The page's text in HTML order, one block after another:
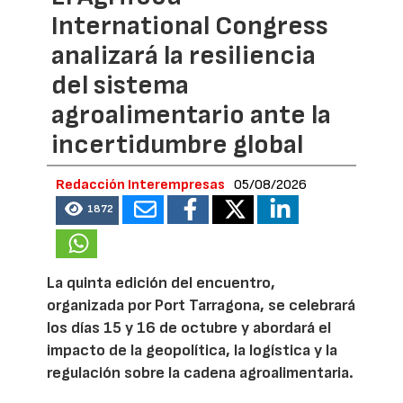
International Congress
analizará la resiliencia
del sistema
agroalimentario ante la
incertidumbre global
Redacción Interempresas 05/08/2026
1872
La quinta edición del encuentro,
organizada por Port Tarragona, se celebrará
los días 15 y 16 de octubre y abordará el
impacto de la geopolítica, la logística y la
regulación sobre la cadena agroalimentaria.